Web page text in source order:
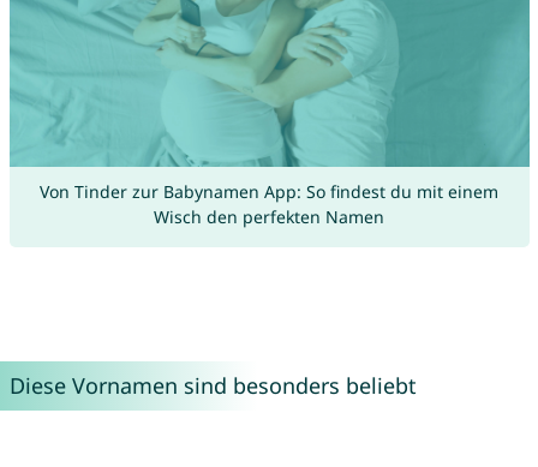
Von Tinder zur Babynamen App: So findest du mit einem
Wisch den perfekten Namen
Diese Vornamen sind besonders beliebt